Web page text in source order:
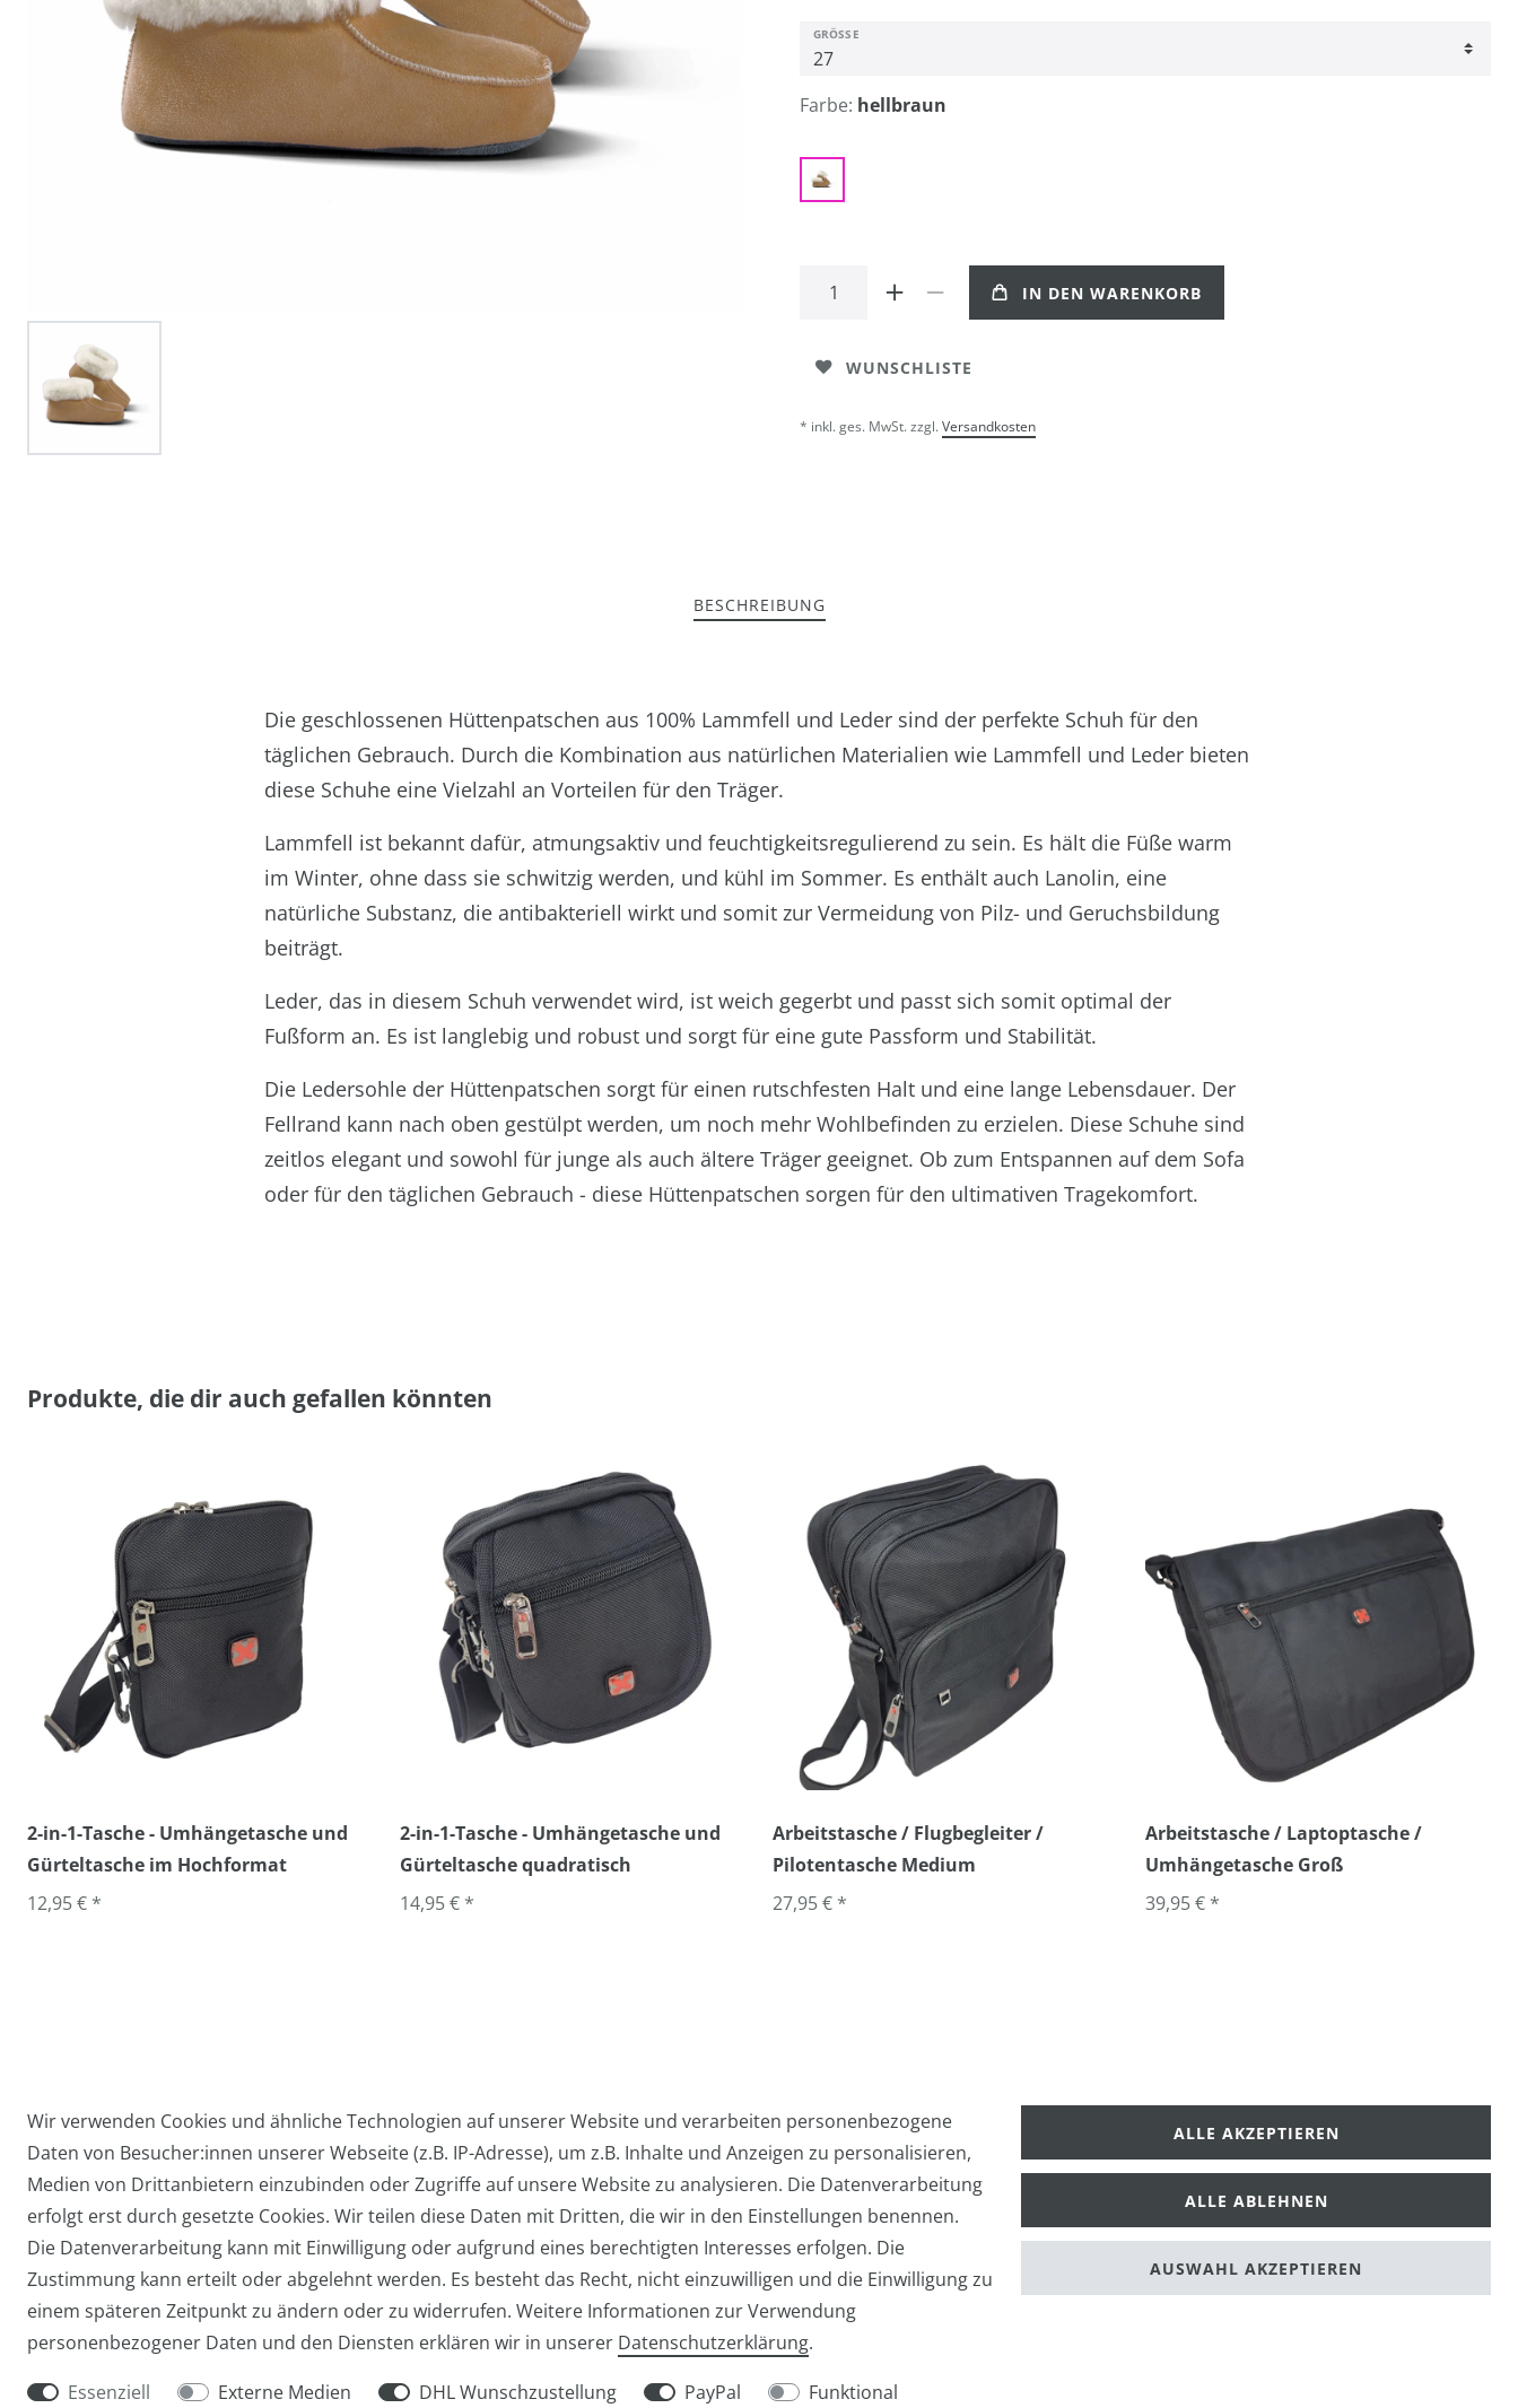
GRÖSSE
Farbe: hellbraun
IN DEN WARENKORB
WUNSCHLISTE
* inkl. ges. MwSt. zzgl.Versandkosten
BESCHREIBUNG
Die geschlossenen Hüttenpatschen aus 100% Lammfell und Leder sind der perfekte Schuh für den
täglichen Gebrauch. Durch die Kombination aus natürlichen Materialien wie Lammfell und Leder bieten
diese Schuhe eine Vielzahl an Vorteilen für den Träger.
Lammfell ist bekannt dafür, atmungsaktiv und feuchtigkeitsregulierend zu sein. Es hält die Füße warm
im Winter, ohne dass sie schwitzig werden, und kühl im Sommer. Es enthält auch Lanolin, eine
natürliche Substanz, die antibakteriell wirkt und somit zur Vermeidung von Pilz- und Geruchsbildung
beiträgt.
Leder, das in diesem Schuh verwendet wird, ist weich gegerbt und passt sich somit optimal der
Fußform an. Es ist langlebig und robust und sorgt für eine gute Passform und Stabilität.
Die Ledersohle der Hüttenpatschen sorgt für einen rutschfesten Halt und eine lange Lebensdauer. Der
Fellrand kann nach oben gestülpt werden, um noch mehr Wohlbefinden zu erzielen. Diese Schuhe sind
zeitlos elegant und sowohl für junge als auch ältere Träger geeignet. Ob zum Entspannen auf dem Sofa
oder für den täglichen Gebrauch - diese Hüttenpatschen sorgen für den ultimativen Tragekomfort.
Produkte, die dir auch gefallen könnten
2-in-1-Tasche - Umhängetasche und
Gürteltasche im Hochformat
12,95 € *
2-in-1-Tasche - Umhängetasche und
Gürteltasche quadratisch
14,95 € *
Arbeitstasche / Flugbegleiter /
Pilotentasche Medium
27,95 € *
Arbeitstasche / Laptoptasche /
Umhängetasche Groß
39,95 € *
Widerrufs­recht Widerrufs­formular Impressum Daten­schutz­erklärung AGB
info@taschen-tony.de
© Copyright 2026 | Alle Rechte vorbehalten.
Wir verwenden Cookies und ähnliche Technologien auf unserer Website und verarbeiten personenbezogene
Daten von Besucher:innen unserer Webseite (z.B. IP-Adresse), um z.B. Inhalte und Anzeigen zu personalisieren,
Medien von Drittanbietern einzubinden oder Zugriffe auf unsere Website zu analysieren. Die Datenverarbeitung
erfolgt erst durch gesetzte Cookies. Wir teilen diese Daten mit Dritten, die wir in den Einstellungen benennen.
Die Datenverarbeitung kann mit Einwilligung oder aufgrund eines berechtigten Interesses erfolgen. Die
Zustimmung kann erteilt oder abgelehnt werden. Es besteht das Recht, nicht einzuwilligen und die Einwilligung zu
einem späteren Zeitpunkt zu ändern oder zu widerrufen. Weitere Informationen zur Verwendung
personenbezogener Daten und den Diensten erklären wir in unserer Daten­schutz­erklärung.
Essenziell
Externe Medien DHL Wunschzustellung PayPal Funktional
ALLE AKZEPTIEREN
ALLE ABLEHNEN
AUSWAHL AKZEPTIEREN